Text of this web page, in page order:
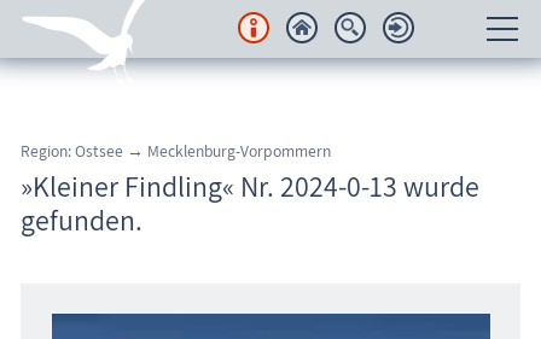
Regionales
Urlaubsorte
Region: Ostsee → Mecklenburg-Vorpommern
»Kleiner Findling« Nr. 2024-0-13 wurde
gefunden.